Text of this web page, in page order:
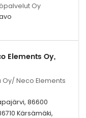
Oy
Elements Oy,
Oy/ Neco Elements
86600
Kärsämäki,